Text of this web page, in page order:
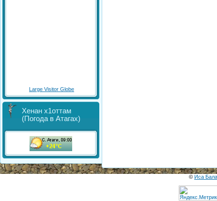
Large Visitor Globe
Хенан х1оттам
(Погода в Атагах)
© Иса